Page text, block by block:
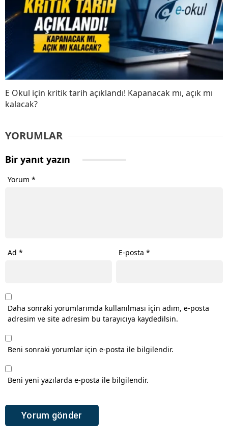
E Okul için kritik tarih açıklandı! Kapanacak mı, açık mı
kalacak?
YORUMLAR
Bir yanıt yazın
Yorum *
Ad * E-posta*
Daha sonraki yorumlarımda kullanılması için adım, e-posta
adresim ve site adresim bu tarayıcıya kaydedilsin.
Beni sonraki yorumlar için e-posta ile bilgilendir.
Beni yeni yazılarda e-posta ile bilgilendir.